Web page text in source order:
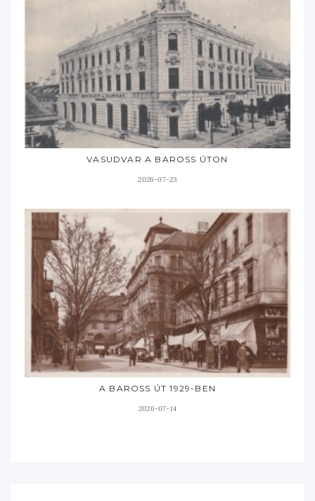
VASUDVAR A BAROSS ÚTON
2026-07-23
A BAROSS ÚT 1929-BEN
2026-07-14